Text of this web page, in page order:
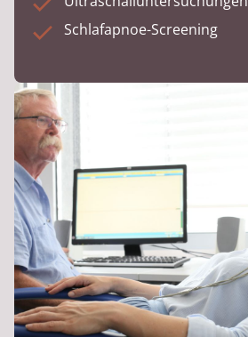
Schlafapnoe-Screening